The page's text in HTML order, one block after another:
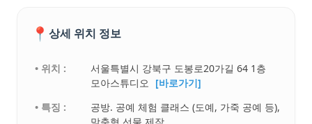
📍 상세 위치 정보
• 위치 :
서울특별시 강북구 도봉로20가길 64 1층
모아스튜디오
[바로가기]
• 특징 :
공방. 공예 체험 클래스 (도예, 가죽 공예 등),
맞춤형 선물 제작